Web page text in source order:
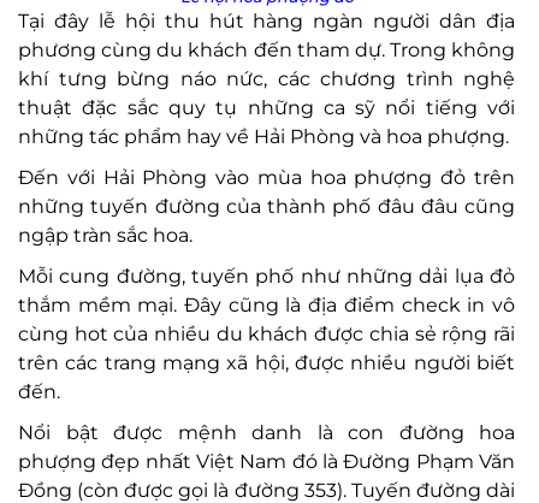
Tại đây lễ hội thu hút hàng ngàn người dân địa
phương cùng du khách đến tham dự. Trong không
khí tưng bừng náo nức, các chương trình nghệ
thuật đặc sắc quy tụ những ca sỹ nổi tiếng với
những tác phẩm hay về Hải Phòng và hoa phượng.
Đến với Hải Phòng vào mùa hoa phượng đỏ trên
những tuyến đường của thành phố đâu đâu cũng
ngập tràn sắc hoa.
Mỗi cung đường, tuyến phố như những dải lụa đỏ
thắm mềm mại. Đây cũng là địa điểm check in vô
cùng hot của nhiều du khách được chia sẻ rộng rãi
trên các trang mạng xã hội, được nhiều người biết
đến.
Nổi bật được mệnh danh là con đường hoa
phượng đẹp nhất Việt Nam đó là Đường Phạm Văn
Đồng (còn được gọi là đường 353). Tuyến đường dài